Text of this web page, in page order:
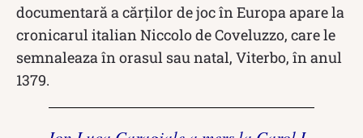
documentară a cărților de joc în Europa apare la
cronicarul italian Niccolo de Coveluzzo, care le
semnaleaza în orasul sau natal, Viterbo, în anul
1379.